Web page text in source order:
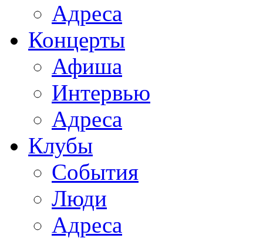
Адреса
Концерты
Афиша
Интервью
Адреса
Клубы
События
Люди
Адреса